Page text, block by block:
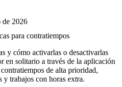
de 2026
para contratiempos
y cómo activarlas o desactivarlas
en solitario a través de la aplicación
de alta prioridad,
y trabajos con horas extra.